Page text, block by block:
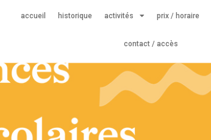
accueil historique activités prix / horaire
contact / accès